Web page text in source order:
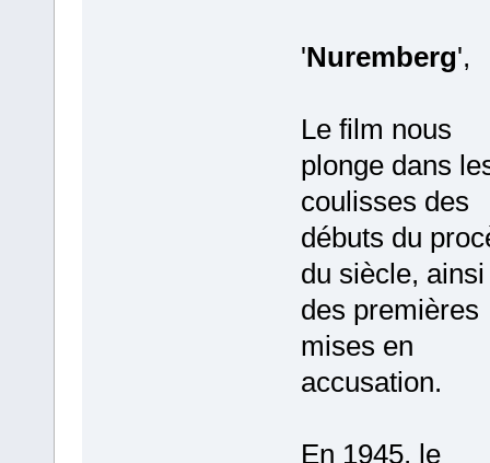
'Nuremberg',
Le film nous
plonge dans
coulisses des
débuts du
du siècle,
des premières
mises en
accusation.
En 1945, le